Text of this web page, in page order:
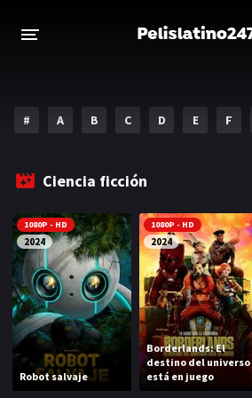
ESTRENOS 2023
Comedia Crimen
Drama Familia
DISNEY
HBO MAX
AMAZON PRIME
# A B C D E F
Ciencia ficción
1080P - HD
2024
Robot salvaje
1080P - HD
2024
Borderlands: El
destino del universo
está en juego